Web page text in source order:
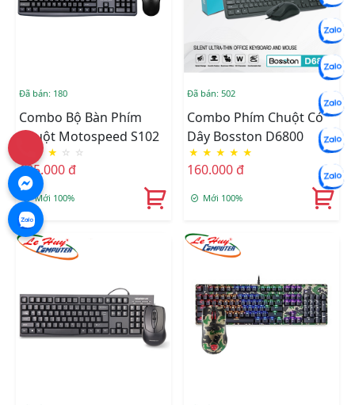
Đã bán: 180
Combo Bộ Bàn Phím
Chuột Motospeed S102
★ ★ ☆ ☆
185.000 đ
Mới 100%
Đã bán: 502
Combo Phím Chuột Có
Dây Bosston D6800
★ ★ ★ ★ ★
160.000 đ
Mới 100%